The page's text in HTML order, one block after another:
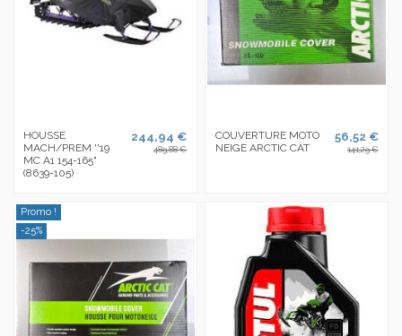
HOUSSE
MACH/PREM ''19
MC A1 154-165"
(8639-105)
244,94 €
489,88 €
COUVERTURE MOTO
NEIGE ARCTIC CAT
56,52 €
141,29 €
Promo !
-25%